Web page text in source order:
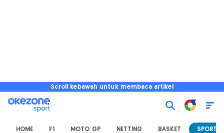
Scroll kebawah untuk membaca artikel
HOME F1 MOTO GP NETTING BASKET SPORT